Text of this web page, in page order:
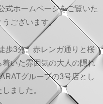
式ホームページをご覧いた
うございます。
歩3分。赤レンガ通りと桜
いた雰囲気の大人の隠れ
グループの3号店とし
ました。